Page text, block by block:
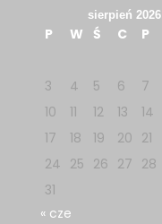
sierpień 2026
P W Ś C P
3
4 5 6 7
10
11 12 13 14
17
18 19 20 21
24 25 26 27 28
31
« cze